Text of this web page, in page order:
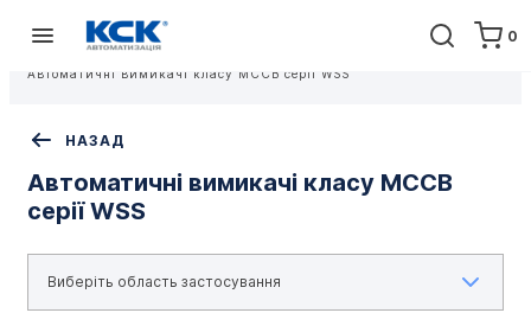
0
Головна Обладнання
Низьковольтне комутаційне обладнання
Автоматичні вимикачі класу MCCB серії WSS
НАЗАД
Автоматичні вимикачі класу MCCB
серії WSS